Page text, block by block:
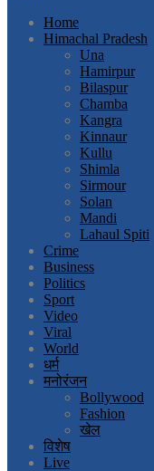
Home
Himachal Pradesh
Una
Hamirpur
Bilaspur
Chamba
Kangra
Kinnaur
Kullu
Shimla
Sirmour
Solan
Mandi
Lahaul Spiti
Crime
Business
Politics
Sport
Video
Viral
World
धर्म
मनोरंजन
Bollywood
Fashion
खेल
विशेष
Live